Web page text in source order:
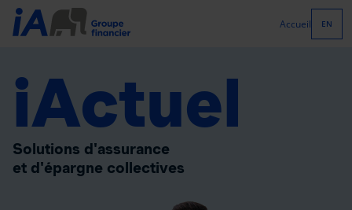
Accueil EN
iActuel
Solutions d'assurance
et d'épargne collectives